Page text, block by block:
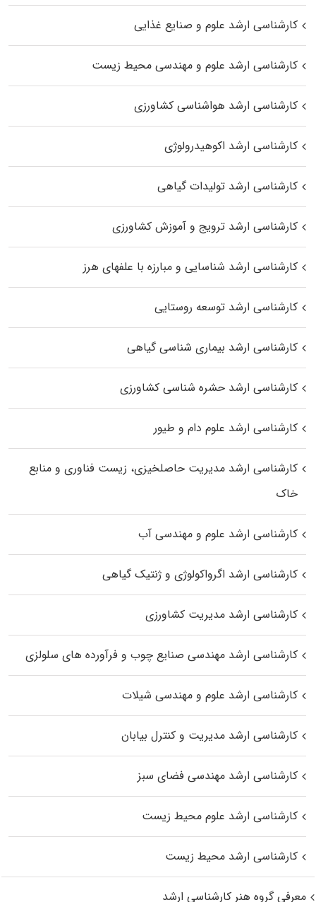
کارشناسی ارشد علوم و صنایع غذایی
کارشناسی ارشد علوم و مهندسی محیط زیست
کارشناسی ارشد هواشناسی کشاورزی
کارشناسی ارشد اکوهیدرولوژی
کارشناسی ارشد تولیدات گیاهی
کارشناسی ارشد ترویج و آموزش کشاورزی
کارشناسی ارشد شناسایی و مبارزه با علفهای هرز
کارشناسی ارشد توسعه روستایی
کارشناسی ارشد بیماری‌ شناسی گیاهی
کارشناسی ارشد حشره‌ شناسی کشاورزی
کارشناسی ارشد علوم دام و طیور
کارشناسی ارشد مدیریت حاصلخیزی، زیست فناوری و منابع
خاک
کارشناسی ارشد علوم و مهندسی آب
کارشناسی ارشد اگرواکولوژی و ژنتیک گیاهی
کارشناسی ارشد مدیریت کشاورزی
کارشناسی ارشد مهندسی صنایع چوب و فرآورده‌ های سلولزی
کارشناسی ارشد علوم و مهندسی شیلات
کارشناسی ارشد مدیریت و کنترل بیابان
کارشناسی ارشد مهندسی فضای سبز
کارشناسی ارشد علوم محیط‌ زیست
کارشناسی ارشد محیط زیست
معرفی گروه هنر کارشناسی ارشد